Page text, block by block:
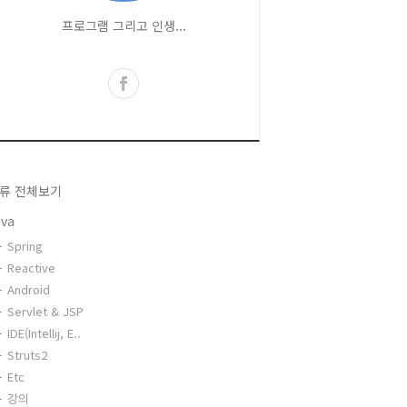
프로그램 그리고 인생...
전체보기
Spring
Reactive
Android
Servlet & JSP
IDE(Intellij, E..
Struts2
Etc
강의